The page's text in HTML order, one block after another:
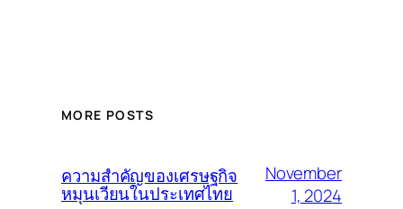
MORE POSTS
ความสำคัญของเศรษฐกิจ
หมุนเวียนในประเทศไทย
November
1, 2024